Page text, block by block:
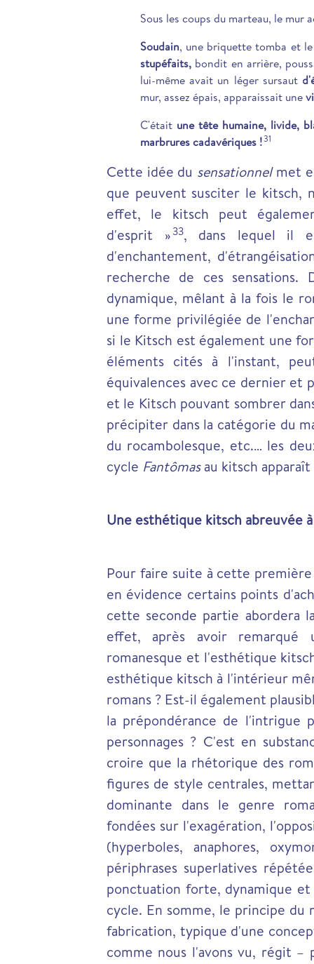
Sous les coups du marteau, le mur
Soudain, une briquette tomba et
stupéfaits, bondit en arrière,
lui-même avait un léger sursaut
mur, assez épais, apparaissait une
C'était une tête humaine, livide,
marbrures cadavériques !31
Cette idée du sensationnelmet
que peuvent susciter le kitsch,
effet, le kitsch peut
d'esprit »33, dans lequel il
d'enchantement,
recherche de ces
dynamique, mêlant à la fois le
une forme privilégiée de
si le Kitsch est également une
éléments cités à l'instant,
équivalences avec ce dernier et
et le Kitsch pouvant sombrer
précipiter dans la catégorie du
du rocambolesque, etc.… les
cycle Fantômasau kitsch
Une esthétique kitsch abreuvée
Pour faire suite à cette
en évidence certains points
cette seconde partie abordera
effet, après avoir
romanesque et l'esthétique
esthétique kitsch à l'intérieur
romans ? Est-il également
la prépondérance de l'intrigue
personnages ? C'est en
croire que la rhétorique des
figures de style centrales,
dominante dans le genre
fondées sur l'exagération,
(hyperboles, anaphores,
périphrases superlatives
ponctuation forte, dynamique
cycle. En somme, le principe du
fabrication, typique d'une
comme nous l'avons vu, régit –